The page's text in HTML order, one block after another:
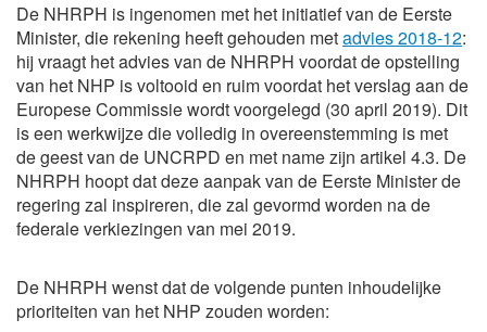
De NHRPH is ingenomen met het initiatief van de Eerste
Minister, die rekening heeft gehouden metadvies 2018-12:
hij vraagt het advies van de NHRPH voordat de opstelling
van het NHP is voltooid en ruim voordat het verslag aan de
Europese Commissie wordt voorgelegd (30 april 2019). Dit
is een werkwijze die volledig in overeenstemming is met
de geest van de UNCRPD en met name zijn artikel 4.3. De
NHRPH hoopt dat deze aanpak van de Eerste Minister de
regering zal inspireren, die zal gevormd worden na de
federale verkiezingen van mei 2019.
De NHRPH wenst dat de volgende punten inhoudelijke
prioriteiten van het NHP zouden worden: